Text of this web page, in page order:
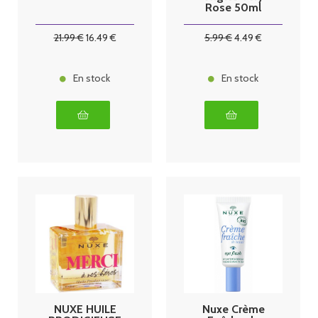
21.99€16.49€
En stock
Rose 50ml
5.99€4.49 €
En stock
NUXE HUILE
Nuxe Crème